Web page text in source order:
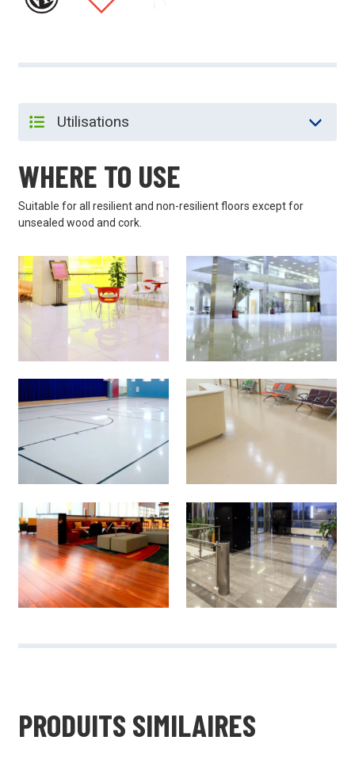
WHERE TO USE
Suitable for all resilient and non-resilient floors except for
unsealed wood and cork.
PRODUITS SIMILAIRES